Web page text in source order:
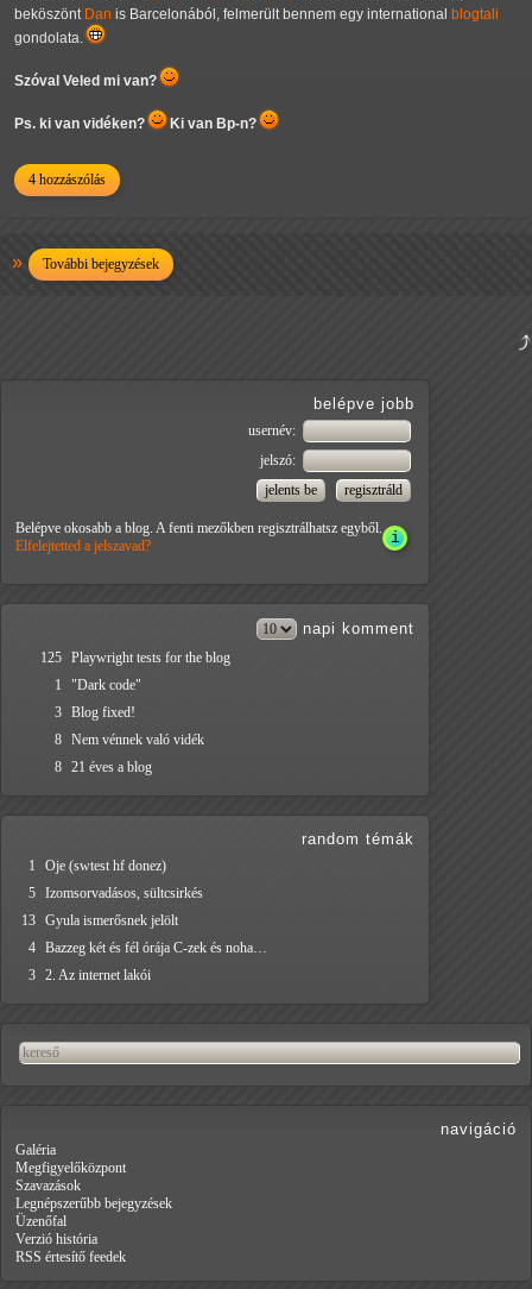
beköszönt Dan is Barcelonából, felmerült bennem egy international blogtali
gondolata.
Szóval Veled mi van?
Ps. ki van vidéken? Ki van Bp-n?
4 hozzászólás
További bejegyzések
belépve jobb
usernév:
jelszó:
Belépve okosabb a blog. A fenti mezőkben regisztrálhatsz egyből.
Elfelejtetted a jelszavad?
napi komment
125 Playwright tests for the blog
1
"Dark code"
3 Blog fixed!
8 Nem vénnek való vidék
8 21 éves a blog
random témák
1
Oje (swtest hf donez)
5 Izomsorvadásos, sültcsirkés
13 Gyula ismerősnek jelölt
4 Bazzeg két és fél órája C-zek és noha…
3 2. Az internet lakói
navigáció
Galéria
Megfigyelőközpont
Szavazások
Legnépszerűbb bejegyzések
Üzenőfal
Verzió história
RSS értesítő feedek